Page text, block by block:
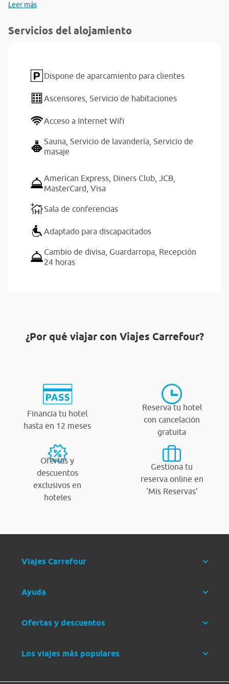
Leer más
Servicios del alojamiento
Dispone de aparcamiento para clientes
Ascensores, Servicio de habitaciones
Acceso a Internet Wifi
Sauna, Servicio de lavandería, Servicio de
masaje
American Express, Diners Club, JCB,
MasterCard, Visa
Sala de conferencias
Adaptado para discapacitados
Cambio de divisa, Guardarropa, Recepción
24 horas
¿Por qué viajar con Viajes Carrefour?
Financia tu hotel
hasta en 12 meses
Reserva tu hotel
con cancelación
gratuita
Ofertas y
descuentos
exclusivos en
hoteles
Gestiona tu
reserva online en
‘Mis Reservas’
Viajes Carrefour
Ayuda
Ofertas y descuentos
Los viajes más populares